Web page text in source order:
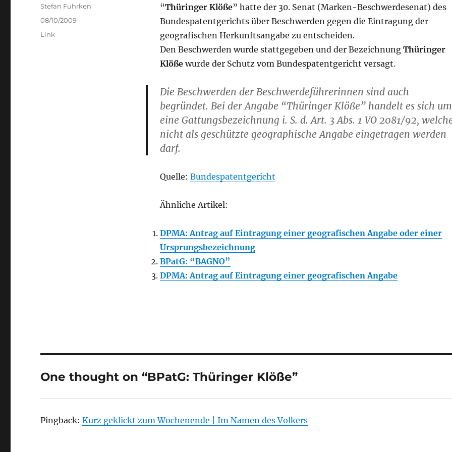
“Thüringer Klöße” hatte der 30. Senat (Marken-Beschwerdesenat) des
Bundespatentgerichts über Beschwerden gegen die Eintragung der
geografischen Herkunftsangabe zu entscheiden.
Den Beschwerden wurde stattgegeben und der Bezeichnung Thüringer
Klößewurde der Schutz vom Bundespatentgericht versagt.
Die Beschwerden der Beschwerdeführerinnen sind auch
begründet. Bei der Angabe “Thüringer Klöße” handelt es sich um
eine Gattungsbezeichnung i. S. d. Art. 3 Abs. 1 VO 2081/92,
nicht als geschützte geographische Angabe eingetragen werden
darf.
Quelle: Bundespatentgericht
Ähnliche Artikel:
DPMA: Antrag auf Eintragung einer geografischen Angabe oder einer
Ursprungsbezeichnung
BPatG: “BAGNO”
DPMA: Antrag auf Eintragung einer geografischen Angabe
Author
Stefan Fuhrken
Posted
on
08/10/2009
Categories
Link
One thought on “BPatG: Thüringer Klöße”
Pingback:Kurz geklickt zum Wochenende | Im Namen des Volkers